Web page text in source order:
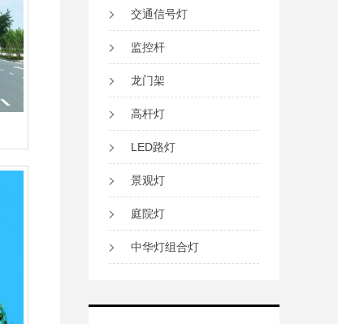
交通信号灯
监控杆
龙门架
高杆灯
LED路灯
景观灯
庭院灯
中华灯组合灯